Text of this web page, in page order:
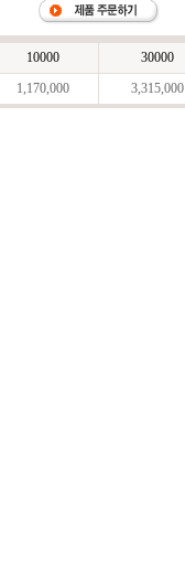
10000
30000
1,170,000 3,315,000